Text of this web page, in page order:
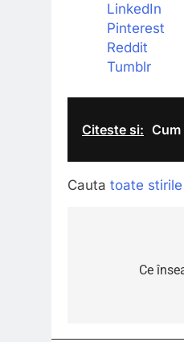
LinkedIn
Pinterest
Reddit
Tumblr
Citeste si:
Cauta toate
Ce